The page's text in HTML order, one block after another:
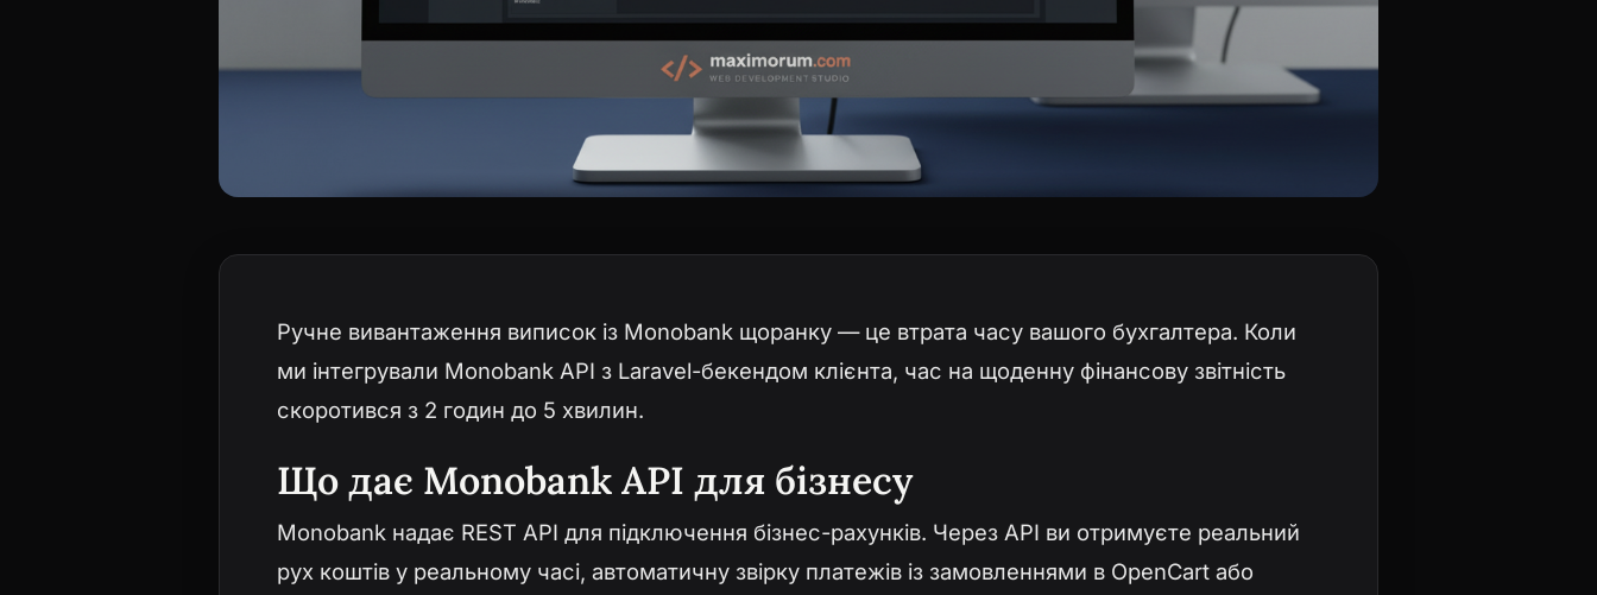
Ручне вивантаження виписок із Monobank щоранку — це втрата часу вашого бухгалтера. Коли
ми інтегрували Monobank API з Laravel-бекендом клієнта, час на щоденну фінансову звітність
скоротився з 2 годин до 5 хвилин.
Що дає Monobank API для бізнесу
Monobank надає REST API для підключення бізнес-рахунків. Через API ви отримуєте реальний
рух коштів у реальному часі, автоматичну звірку платежів із замовленнями в OpenCart або